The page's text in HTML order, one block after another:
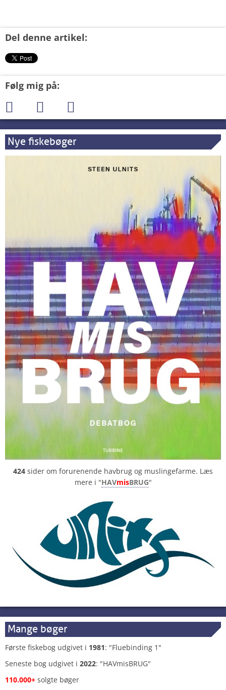
Del denne artikel:
Følg mig på:
Nye fiskebøger
424 sider om forurenende havbrug og muslingefarme. Læs
mere i "HAVmisBRUG"
Mange bøger
Første fiskebog udgivet i 1981: "Fluebinding 1"
Seneste bog udgivet i 2022: "HAVmisBRUG"
110.000+ solgte bøger